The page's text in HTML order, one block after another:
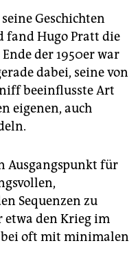
Geschichten
fand Hugo Pratt die
der 1950er war
dabei, seine von
beeinflusste Art
eigenen, auch
Ausgangspunkt für
Sequenzen zu
etwa den Krieg im
oft mit minimalen